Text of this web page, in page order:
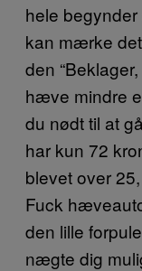
hele
kan mærke
den
hæve mindre
du nødt til at
har kun 72
blevet over
Fuck
den lille
nægte dig